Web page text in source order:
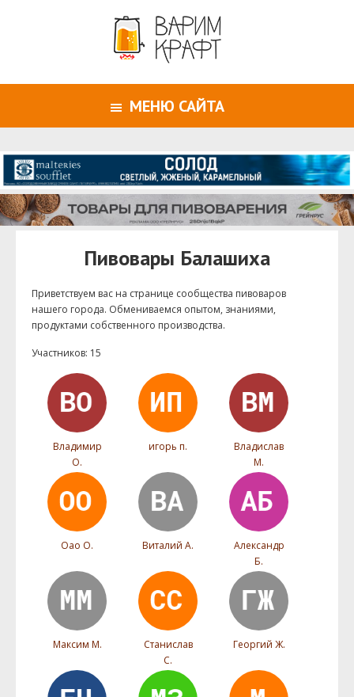
МЕНЮ САЙТА
Пивовары Балашиха
Приветствуем ваc на странице сообщества пивоваров
нашего города. Обмениваемся опытом, знаниями,
продуктами собственного производства.
Участников: 15
Владимир
О.
игорь п.
Владислав
М.
Оао О. Виталий А.
Александр
Б.
Максим М.
Станислав
С.
Георгий Ж.